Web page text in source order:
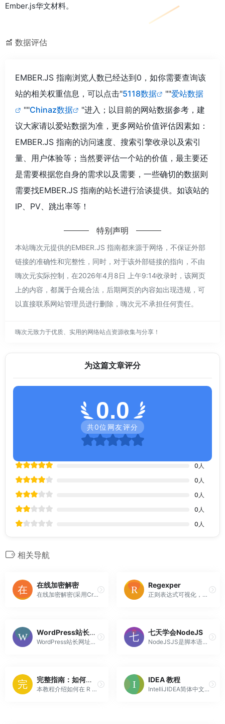
Ember.js华文材料。
数据评估
EMBER.JS 指南浏览人数已经达到0，如你需要查询该
站的相关权重信息，可以点击"5118数据 ""爱站数据
""Chinaz数据
"进入；以目前的网站数据参考，建
议大家请以爱站数据为准，更多网站价值评估因素如：
EMBER.JS 指南的访问速度、搜索引擎收录以及索引
量、用户体验等；当然要评估一个站的价值，最主要还
是需要根据您自身的需求以及需要，一些确切的数据则
需要找EMBER.JS 指南的站长进行洽谈提供。如该站的
IP、PV、跳出率等！
特别声明
本站嗨次元提供的EMBER.JS 指南都来源于网络，不保证外部
链接的准确性和完整性，同时，对于该外部链接的指向，不由
嗨次元实际控制，在2026年4月8日 上午9:14收录时，该网页
上的内容，都属于合规合法，后期网页的内容如出现违规，可
以直接联系网站管理员进行删除，嗨次元不承担任何责任。
嗨次元致力于优质、实用的网络站点资源收集与分享！
为这篇文章评分
0.0
共0位网友评分
0 人
0 人
0 人
0 人
0 人
相关导航
在线加密解密
在线加密解密(采用Crypto-JS实现)
Regexper
正则表达式可视化，在线正则助手。Regularexpressionvisualizerusingrailroaddiagrams
WordPress站长导航
WordPress站长网址导航，有序地整理站长们经常使用的网址并分门别类，以便于站长更好地查找相关网站资源。
七天学会NodeJS
NodeJSJS是脚本语言，脚本语言都需要一个解析器才能运行。对于写在HTML页面里的JS，浏览器充当了解析器的角色。而对于需要独立运行的JS，NodeJS就是一个解析器。
完整指南：如何解释 R 中的 t 检验结果
本教程介绍如何在 R 中解释 t 检验结果，包括完整的分步示例。
IDEA 教程
IntelliJIDEA简体中文专题教程